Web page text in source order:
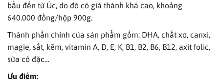
bầu đến từ Úc, do đó có giá thành khá cao, khoảng
640.000 đồng/hộp 900g.
Thành phần chính của sản phẩm gồm: DHA, chất xơ, canxi,
magie, sắt, kẽm, vitamin A, D, E, K, B1, B2, B6, B12, axit folic,
sữa cô đặc…
Ưu điểm: